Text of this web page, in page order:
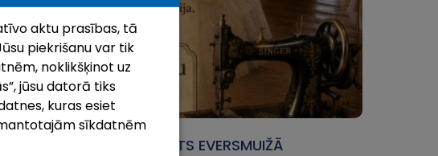
KĀZU TĒRPU STĀSTS EVERSMUIŽĀ
aktu prasības, tā
piekrišanu var tik
noklikšķinot uz
jūsu datorā tiks
kuras esiet
sīkdatnēm